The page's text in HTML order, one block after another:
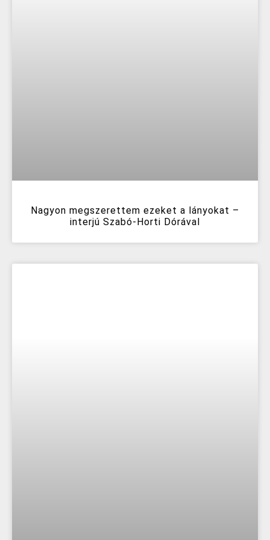
Nagyon megszerettem ezeket a lányokat –
interjú Szabó-Horti Dórával